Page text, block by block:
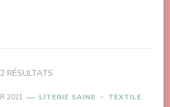
RÉSULTATS
2021 LITERIE SAINE TEXTILE